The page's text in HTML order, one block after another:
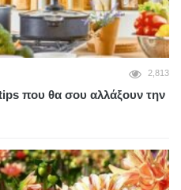
2,813
που θα σου αλλάξουν την